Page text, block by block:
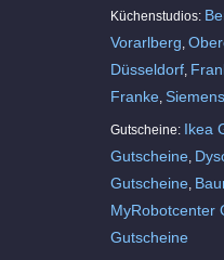
Küchenstudios:
Vorarlberg
Düsseldorf
Franke Siemens
Gutscheine: Ikea
Gutscheine
Gutscheine
MyRobotcenter
Gutscheine